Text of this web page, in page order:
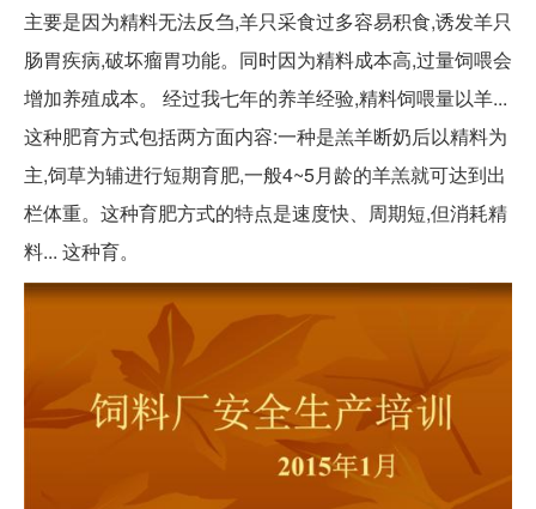
主要是因为精料无法反刍,羊只采食过多容易积食,诱发羊只
肠胃疾病,破坏瘤胃功能。同时因为精料成本高,过量饲喂会
增加养殖成本。 经过我七年的养羊经验,精料饲喂量以羊...
这种肥育方式包括两方面内容:一种是羔羊断奶后以精料为
主,饲草为辅进行短期育肥,一般4~5月龄的羊羔就可达到出
栏体重。这种育肥方式的特点是速度快、周期短,但消耗精
料... 这种育。